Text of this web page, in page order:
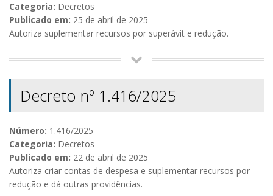
Categoria: Decretos
Publicado em: 25 de abril de 2025
Autoriza suplementar recursos por superávit e redução.
Decreto nº 1.416/2025
Número: 1.416/2025
Categoria: Decretos
Publicado em: 22 de abril de 2025
Autoriza criar contas de despesa e suplementar recursos por
redução e dá outras providências.